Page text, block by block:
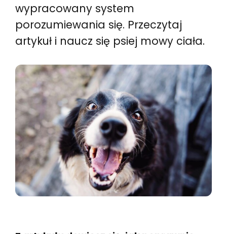
wypracowany system
porozumiewania się. Przeczytaj
artykuł i naucz się psiej mowy ciała.